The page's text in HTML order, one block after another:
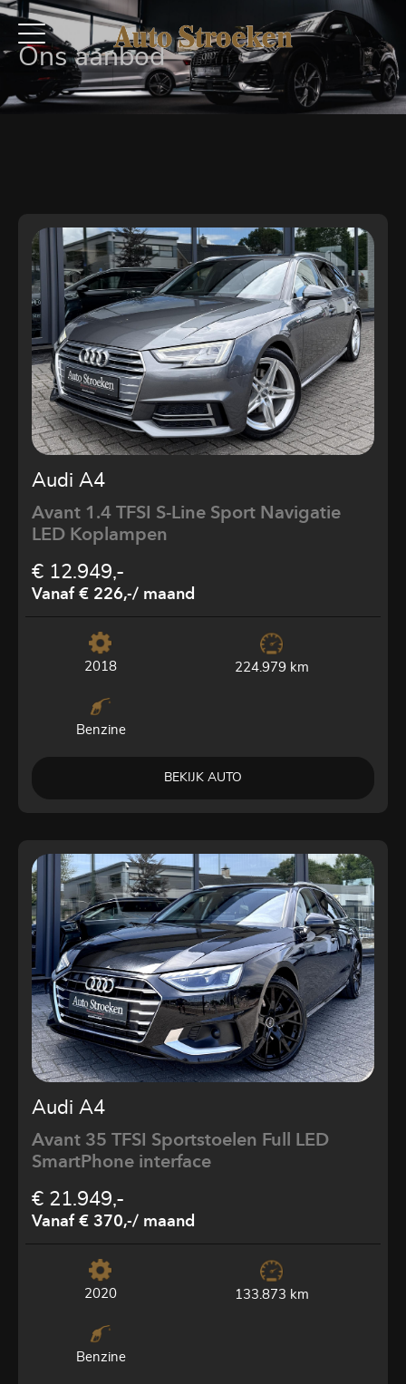
Ons aanbod
Audi A4
Avant 1.4 TFSI S-Line Sport Navigatie
LED Koplampen
€ 12.949,-
Vanaf € 226,-/ maand
2018 224.979 km
Benzine
BEKIJK AUTO
Audi A4
Avant 35 TFSI Sportstoelen Full LED
SmartPhone interface
€ 21.949,-
Vanaf € 370,-/ maand
2020 133.873 km
Benzine